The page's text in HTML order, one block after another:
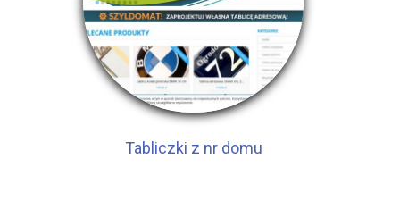
Tabliczki z nr domu